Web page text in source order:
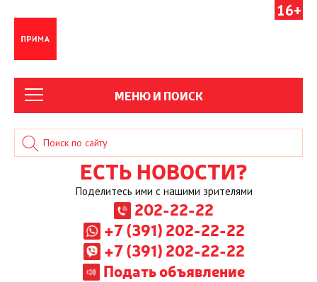
16+
МЕНЮ И ПОИСК
ЕСТЬ НОВОСТИ?
Поделитесь ими с нашими зрителями
202-22-22
+7 (391) 202-22-22
+7 (391) 202-22-22
Подать объявление